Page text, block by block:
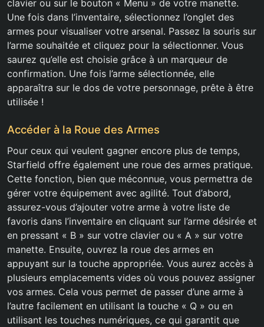
clavier ou sur le bouton « Menu » de votre manette.
Une fois dans l’inventaire, sélectionnez l’onglet des
armes pour visualiser votre arsenal. Passez la souris sur
l’arme souhaitée et cliquez pour la sélectionner. Vous
saurez qu’elle est choisie grâce à un marqueur de
confirmation. Une fois l’arme sélectionnée, elle
apparaîtra sur le dos de votre personnage, prête à être
utilisée !
Accéder à la Roue des Armes
Pour ceux qui veulent gagner encore plus de temps,
Starfield offre également une roue des armes pratique.
Cette fonction, bien que méconnue, vous permettra de
gérer votre équipement avec agilité. Tout d’abord,
assurez-vous d’ajouter votre arme à votre liste de
favoris dans l’inventaire en cliquant sur l’arme désirée et
en pressant « B » sur votre clavier ou « A » sur votre
manette. Ensuite, ouvrez la roue des armes en
appuyant sur la touche appropriée. Vous aurez accès à
plusieurs emplacements vides où vous pouvez assigner
vos armes. Cela vous permet de passer d’une arme à
l’autre facilement en utilisant la touche « Q » ou en
utilisant les touches numériques, ce qui garantit que